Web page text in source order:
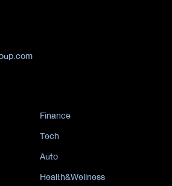
Finance
Tech
Auto
Health&Wellness